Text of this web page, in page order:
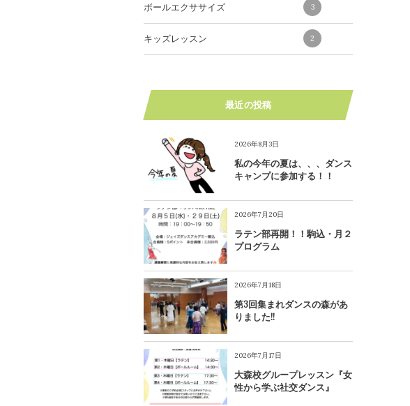
ボールエクササイズ 3
キッズレッスン 2
最近の投稿
2026年8月3日
私の今年の夏は、、、ダンス
キャンプに参加する！！
2026年7月20日
ラテン部再開！！駒込・月２
プログラム
2026年7月18日
第3回集まれダンスの森があ
りました!!
2026年7月17日
大森校グループレッスン『女
性から学ぶ社交ダンス』